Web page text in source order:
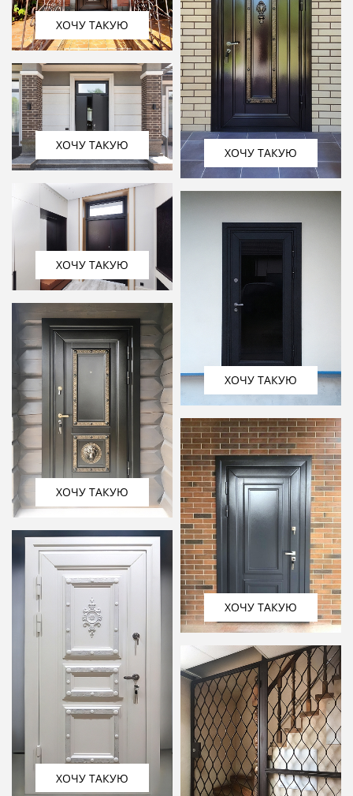
ХОЧУ ТАКУЮ
ХОЧУ ТАКУЮ
ХОЧУ ТАКУЮ
ХОЧУ ТАКУЮ
ХОЧУ ТАКУЮ
ХОЧУ ТАКУЮ
ХОЧУ ТАКУЮ
ХОЧУ ТАКУЮ